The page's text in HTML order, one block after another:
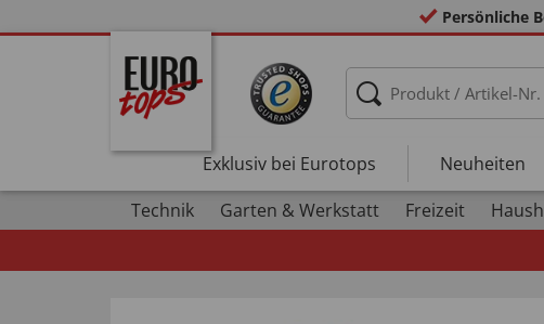
Persönliche
Exklusiv bei Eurotops Neuheiten
Technik
Garten & Werkstatt Freizeit